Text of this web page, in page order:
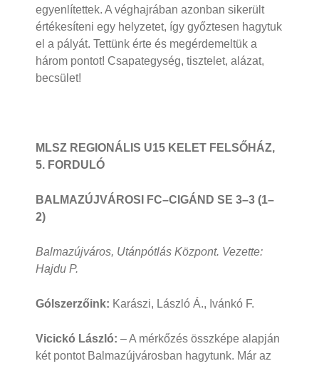
egyenlítettek. A véghajrában azonban sikerült
értékesíteni egy helyzetet, így győztesen hagytuk
el a pályát. Tettünk érte és megérdemeltük a
három pontot! Csapategység, tisztelet, alázat,
becsület!
MLSZ REGIONÁLIS U15 KELET FELSŐHÁZ,
5. FORDULÓ
BALMAZÚJVÁROSI FC–CIGÁND SE 3–3 (1–
2)
Balmazújváros, Utánpótlás Központ. Vezette:
Hajdu P.
Gólszerzőink: Karászi, László Á., Ivánkó F.
Vicickó László: – A mérkőzés összképe alapján
két pontot Balmazújvárosban hagytunk. Már az